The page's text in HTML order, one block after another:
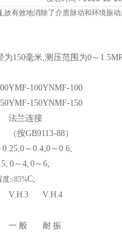
,故有效地消除了介质脉动和环境振
为150毫米,测压范围为0～
YMF-100
YMF-150
YNMF-100
YNMF-150
法兰连接
（按GB9113-88）
～0.4;0～0.6;
0～4; 0～6;
度≤85%C;
V.H.3 V.H.4
一 般
耐 振